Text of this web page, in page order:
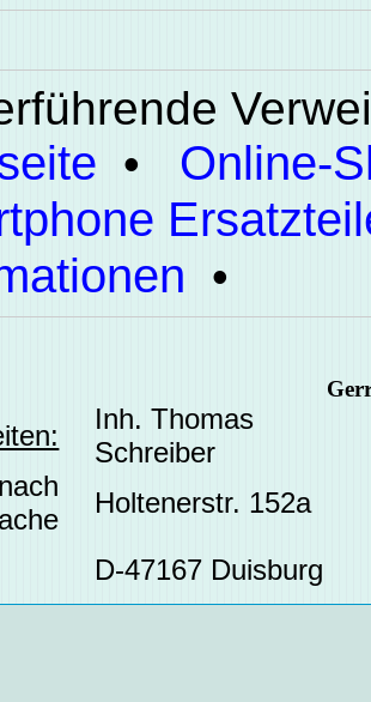
• Online-
•
Inh. Thomas
Schreiber
nach
Holtenerstr. 152a
D-47167 Duisburg